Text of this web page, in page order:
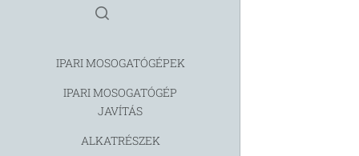
IPARI MOSOGATÓGÉPEK
IPARI MOSOGATÓGÉP
JAVÍTÁS
ALKATRÉSZEK